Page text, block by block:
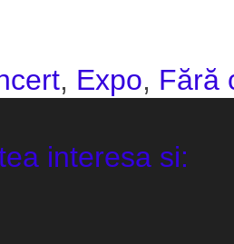
, Expo, Fără
interesa si: